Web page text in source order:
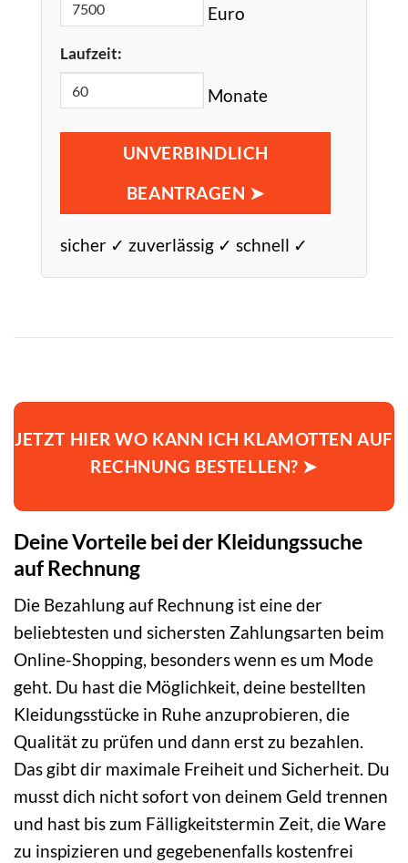
Euro
Laufzeit:
Monate
UNVERBINDLICH
BEANTRAGEN ➤
sicher ✓ zuverlässig ✓ schnell ✓
JETZT HIER WO KANN ICH KLAMOTTEN AUF
RECHNUNG BESTELLEN? ➤
Deine Vorteile bei der Kleidungssuche
auf Rechnung
Die Bezahlung auf Rechnung ist eine der
beliebtesten und sichersten Zahlungsarten beim
Online-Shopping, besonders wenn es um Mode
geht. Du hast die Möglichkeit, deine bestellten
Kleidungsstücke in Ruhe anzuprobieren, die
Qualität zu prüfen und dann erst zu bezahlen.
Das gibt dir maximale Freiheit und Sicherheit. Du
musst dich nicht sofort von deinem Geld trennen
und hast bis zum Fälligkeitstermin Zeit, die Ware
zu inspizieren und gegebenenfalls kostenfrei